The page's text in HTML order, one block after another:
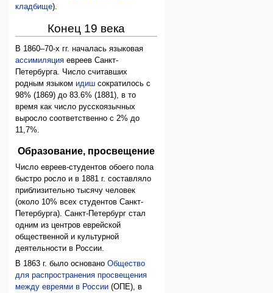
кладбище).
Конец 19 века
В 1860–70-х гг. началась языковая
ассимиляция евреев Санкт-
Петербурга. Число считавших
родным языкомидиш сократилось с
98% (1869) до 83.6% (1881), в то
время как число русскоязычных
выросло соответственно с 2% до
11,7%.
Образование, просвещение
Число евреев-студентов обоего пола
быстро росло и в 1881 г. составляло
приблизительно тысячу человек
(около 10% всех студентов Санкт-
Петербурга). Санкт-Петербург стал
одним из центров еврейской
общественной и культурной
деятельности в России.
В 1863 г. было основаноОбщество
для распространения просвещения
между евреями в России (ОПЕ), в